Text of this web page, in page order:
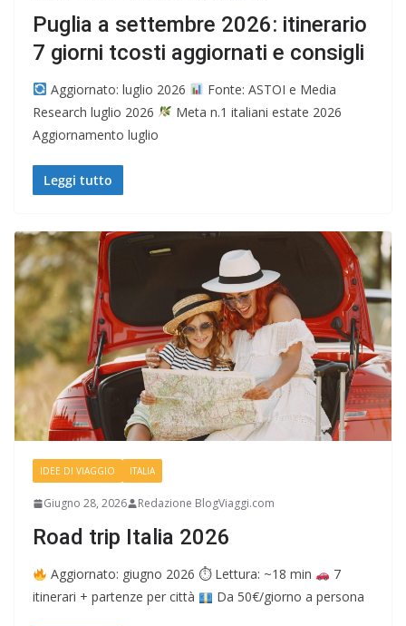
Puglia a settembre 2026: itinerario
7 giorni tcosti aggiornati e consigli
Aggiornato: luglio 2026
Fonte: ASTOI e Media
Research luglio 2026
Meta n.1 italiani estate 2026
Aggiornamento luglio
Leggi tutto
IDEE DI VIAGGIO ITALIA
Giugno 28, 2026 Redazione BlogViaggi.com
Road trip Italia 2026
Aggiornato: giugno 2026 ⏱ Lettura: ~18 min
7
itinerari + partenze per città
Da 50€/giorno a persona